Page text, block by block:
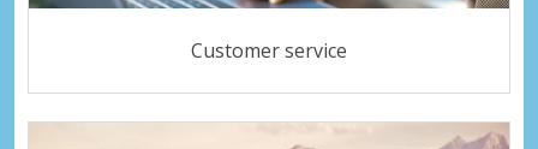
Customer service